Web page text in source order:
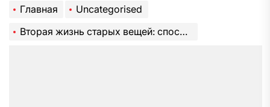
Главная
Uncategorised
Вторая жизнь старых вещей: способы повторного использования (107 фото) и море идей